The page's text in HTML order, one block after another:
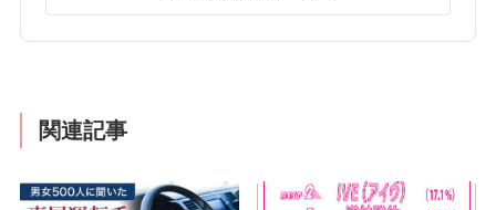
関連記事